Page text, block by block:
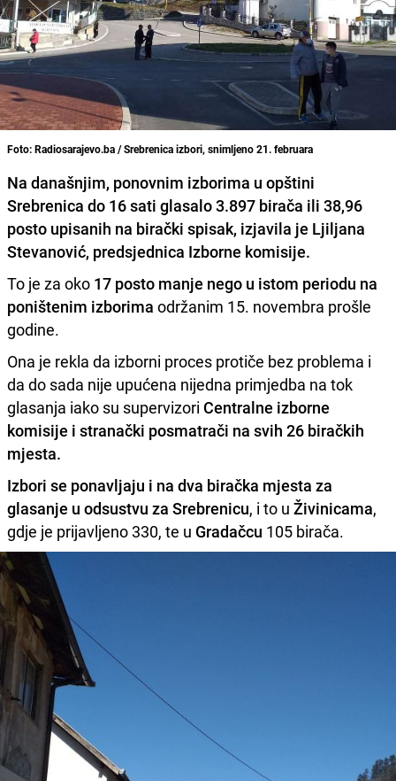
Foto: Radiosarajevo.ba / Srebrenica izbori, snimljeno 21. februara
Na današnjim, ponovnim izborima u opštini
Srebrenica do 16 sati glasalo 3.897 birača ili 38,96
posto upisanih na birački spisak, izjavila je Ljiljana
Stevanović, predsjednica Izborne komisije.
To je za oko 17 posto manje nego u istom periodu na
poništenim izborima održanim 15. novembra prošle
godine.
Ona je rekla da izborni proces protiče bez problema i
da do sada nije upućena nijedna primjedba na tok
glasanja iako su supervizori Centralne izborne
komisije i stranački posmatrači na svih 26 biračkih
mjesta.
Izbori se ponavljaju i na dva biračka mjesta za
glasanje u odsustvu za Srebrenicu, i to u Živinicama,
gdje je prijavljeno 330, te u Gradačcu 105 birača.